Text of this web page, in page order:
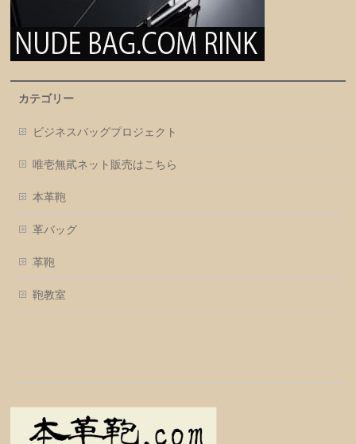
カテゴリー
ビジネスバッグプロジェクト
唯壱無貮ネット販売はこちら
本革鞄
革バッグ
革鞄
鞄教室